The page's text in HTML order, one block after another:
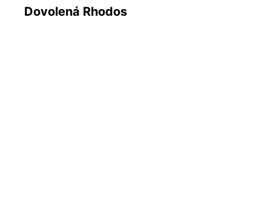
Dovolená Rhodos